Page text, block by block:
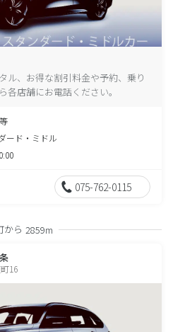
ル、お得な割引料金や予約、乗り
店舗にお電話ください。
ード・ミドル
075-762-0115
から 2859m
16